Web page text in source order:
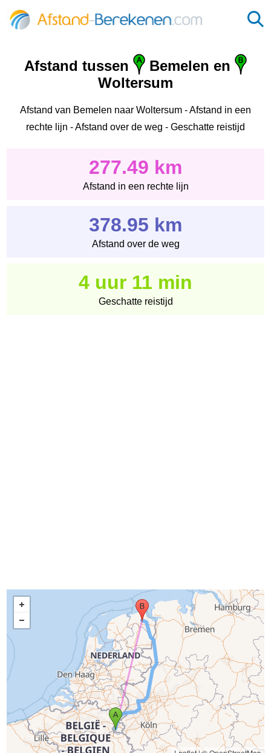
Afstand tussen
Bemelen en
Woltersum
Afstand van Bemelen naar Woltersum - Afstand in een
rechte lijn - Afstand over de weg - Geschatte reistijd
277.49 km
Afstand in een rechte lijn
378.95 km
Afstand over de weg
4 uur 11 min
Geschatte reistijd